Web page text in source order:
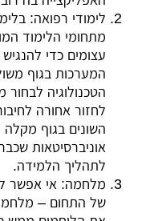
לימודי רפואה:
מתחומי הלימוד
עצומים כדי
המערכות בגוף
הטכנולוגיה
לחזור אחורה
השונים בגוף
אוניברסיטאות
לתהליך הלמידה.
מלחמה: אי אפשר